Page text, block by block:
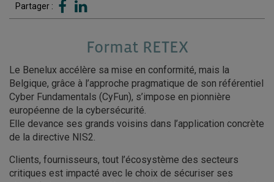
Partager :
Format RETEX
Le Benelux accélère sa mise en conformité, mais la
Belgique, grâce à l’approche pragmatique de son référentiel
Cyber Fundamentals (CyFun), s’impose en pionnière
européenne de la cybersécurité.
Elle devance ses grands voisins dans l’application concrète
de la directive NIS2.
Clients, fournisseurs, tout l’écosystème des secteurs
critiques est impacté avec le choix de sécuriser ses